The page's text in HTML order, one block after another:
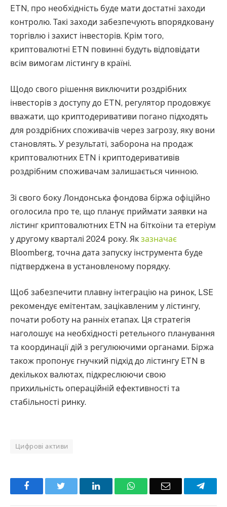
ETN, про необхідність буде мати достатні заходи
контролю. Такі заходи забезпечують впорядковану
торгівлю і захист інвесторів. Крім того,
криптовалютні ETN повинні будуть відповідати
всім вимогам лістингу в країні.
Щодо свого рішення виключити роздрібних
інвесторів з доступу до ETN, регулятор продовжує
вважати, що криптодеривативи погано підходять
для роздрібних споживачів через загрозу, яку вони
становлять. У результаті, заборона на продаж
криптовалютних ETN і криптодеривативів
роздрібним споживачам залишається чинною.
Зі свого боку Лондонська фондова біржа офіційно
оголосила про те, що планує приймати заявки на
лістинг криптовалютних ETN на біткоїни та етеріум
у другому кварталі 2024 року. Як зазначає
Bloomberg, точна дата запуску інструмента буде
підтверджена в установленому порядку.
Щоб забезпечити плавну інтеграцію на ринок, LSE
рекомендує емітентам, зацікавленим у лістингу,
почати роботу на ранніх етапах. Ця стратегія
наголошує на необхідності ретельного планування
та координації дій з регулюючими органами. Біржа
також пропонує гнучкий підхід до лістингу ETN в
декількох валютах, підкреслюючи свою
прихильність операційній ефективності та
стабільності ринку.
Цифрові активи
Facebook LinkedInWhatsAppEmail